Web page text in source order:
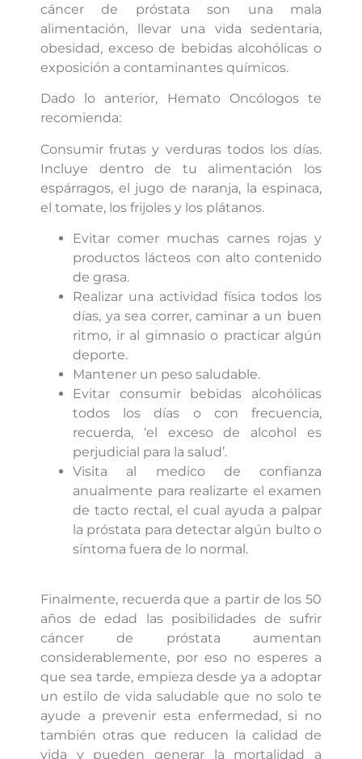
cáncer de próstata son una mala
alimentación, llevar una vida sedentaria,
obesidad, exceso de bebidas alcohólicas o
exposición a contaminantes químicos.
Dado lo anterior, Hemato Oncólogos te
recomienda:
Consumir frutas y verduras todos los días.
Incluye dentro de tu alimentación los
espárragos, el jugo de naranja, la espinaca,
el tomate, los frijoles y los plátanos.
Evitar comer muchas carnes rojas y
productos lácteos con alto contenido
de grasa.
Realizar una actividad física todos los
días, ya sea correr, caminar a un buen
ritmo, ir al gimnasio o practicar algún
deporte.
Mantener un peso saludable.
Evitar consumir bebidas alcohólicas
todos los días o con frecuencia,
recuerda, ‘el exceso de alcohol es
perjudicial para la salud’.
Visita al medico de confianza
anualmente para realizarte el examen
de tacto rectal, el cual ayuda a palpar
la próstata para detectar algún bulto o
síntoma fuera de lo normal.
Finalmente, recuerda que a partir de los 50
años de edad las posibilidades de sufrir
cáncer de próstata aumentan
considerablemente, por eso no esperes a
que sea tarde, empieza desde ya a adoptar
un estilo de vida saludable que no solo te
ayude a prevenir esta enfermedad, si no
también otras que reducen la calidad de
vida y pueden generar la mortalidad a